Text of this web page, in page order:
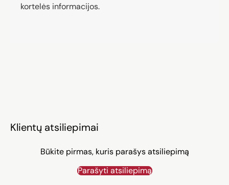
kortelės informacijos.
Klientų atsiliepimai
Būkite pirmas, kuris parašys atsiliepimą
Parašyti atsiliepimą